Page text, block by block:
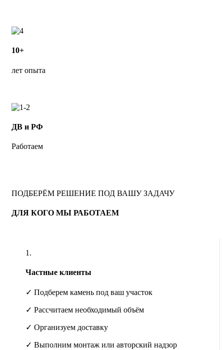
10+
лет опыта
ДВ и РФ
Работаем
ПОДБЕРЁМ РЕШЕНИЕ ПОД ВАШУ ЗАДАЧУ
ДЛЯ КОГО МЫ РАБОТАЕМ
1.
Частные клиенты
✓ Подберем камень под ваш участок
✓ Рассчитаем необходимый объём
✓ Организуем доставку
✓ Выполним монтаж или авторский надзор